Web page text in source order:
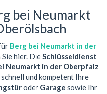
bei Neumarkt
Berg bei Neumarkt in der
Sie hier. DieSchlüsseldienst
Neumarkt in der Oberpfalz
und kompetent Ihre
oder Garage sowie Ihr